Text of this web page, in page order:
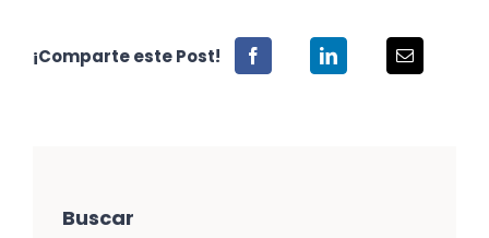
¡Comparte este Post!
Buscar